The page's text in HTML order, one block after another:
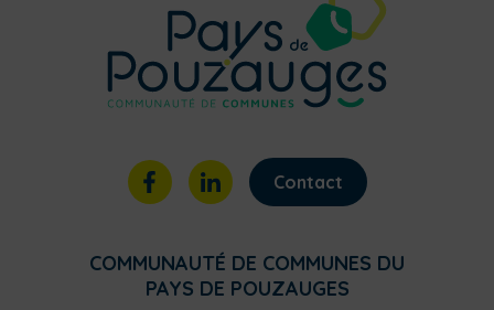
Contact
COMMUNAUTÉ DE COMMUNES DU
PAYS DE POUZAUGES